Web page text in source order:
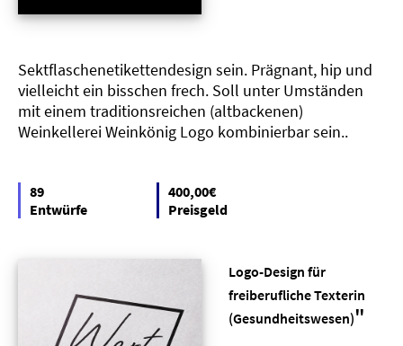
Sektflaschenetikettendesign sein. Prägnant, hip und
vielleicht ein bisschen frech. Soll unter Umständen
mit einem traditionsreichen (altbackenen)
Weinkellerei Weinkönig Logo kombinierbar sein..
89
Entwürfe
400,00€
Preisgeld
Logo-Design für
freiberufliche Texterin
(Gesundheitswesen)"